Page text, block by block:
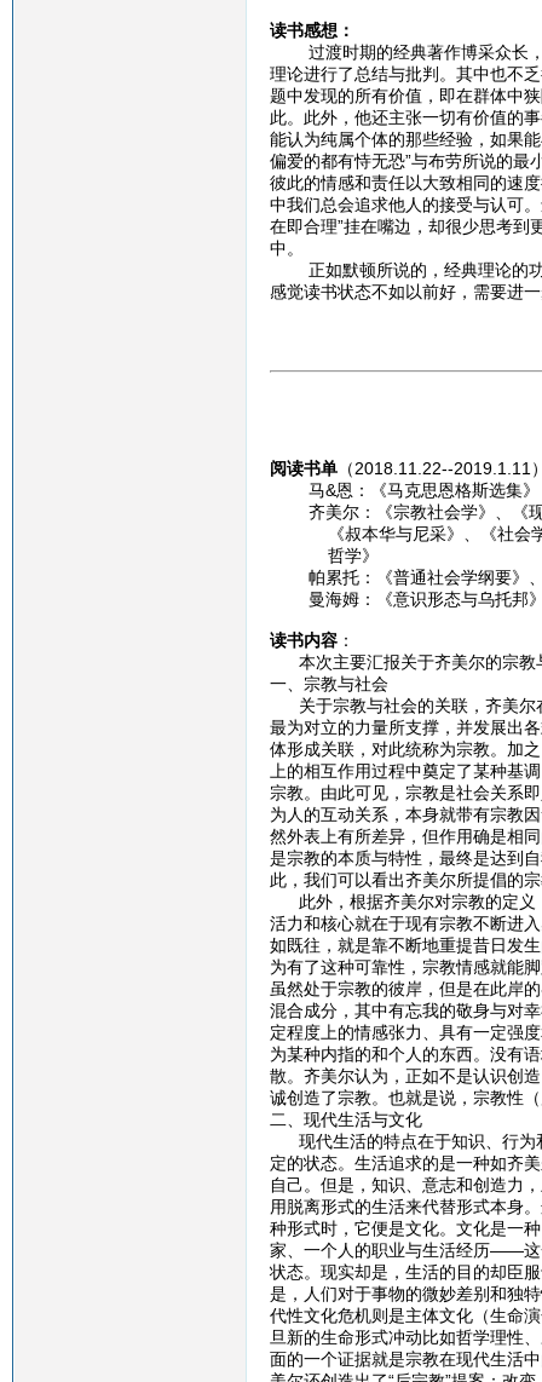
读书感想：
过渡时期的经典著作博采众长，
理论进行了总结与批判。其中也不
题中发现的所有价值，即在群体中
此。此外，他还主张一切有价值的
能认为纯属个体的那些经验，如果
偏爱的都有恃无恐”与布劳所说的最
彼此的情感和责任以大致相同的速
中我们总会追求他人的接受与认可
在即合理”挂在嘴边，却很少思考到
中。
正如默顿所说的，经典理论的功
感觉读书状态不如以前好，需要进
阅读书单（2018.11.22--2019.1.11
马&恩：《马克思恩格斯选集》
齐美尔：《宗教社会学》、《现
《叔本华与尼采》、《社会学--
哲学》
帕累托：《普通社会学纲要》、
曼海姆：《意识形态与乌托邦》
读书内容：
本次主要汇报关于齐美尔的宗教
一、宗教与社会
关于宗教与社会的关联，齐美尔
最为对立的力量所支撑，并发展出
体形成关联，对此统称为宗教。加
上的相互作用过程中奠定了某种基
宗教。由此可见，宗教是社会关系
为人的互动关系，本身就带有宗教
然外表上有所差异，但作用确是相
是宗教的本质与特性，最终是达到
此，我们可以看出齐美尔所提倡的
此外，根据齐美尔对宗教的定义
活力和核心就在于现有宗教不断进
如既往，就是靠不断地重提昔日发
为有了这种可靠性，宗教情感就能
虽然处于宗教的彼岸，但是在此岸
混合成分，其中有忘我的敬身与对
定程度上的情感张力、具有一定强
为某种内指的和个人的东西。没有
散。齐美尔认为，正如不是认识创
诚创造了宗教。也就是说，宗教性
二、现代生活与文化
现代生活的特点在于知识、行为
定的状态。生活追求的是一种如齐
自己。但是，知识、意志和创造力
用脱离形式的生活来代替形式本身
种形式时，它便是文化。文化是一
家、一个人的职业与生活经历——这
状态。现实却是，生活的目的却臣
是，人们对于事物的微妙差别和独
代性文化危机则是主体文化（生命
旦新的生命形式冲动比如哲学理性
面的一个证据就是宗教在现代生活